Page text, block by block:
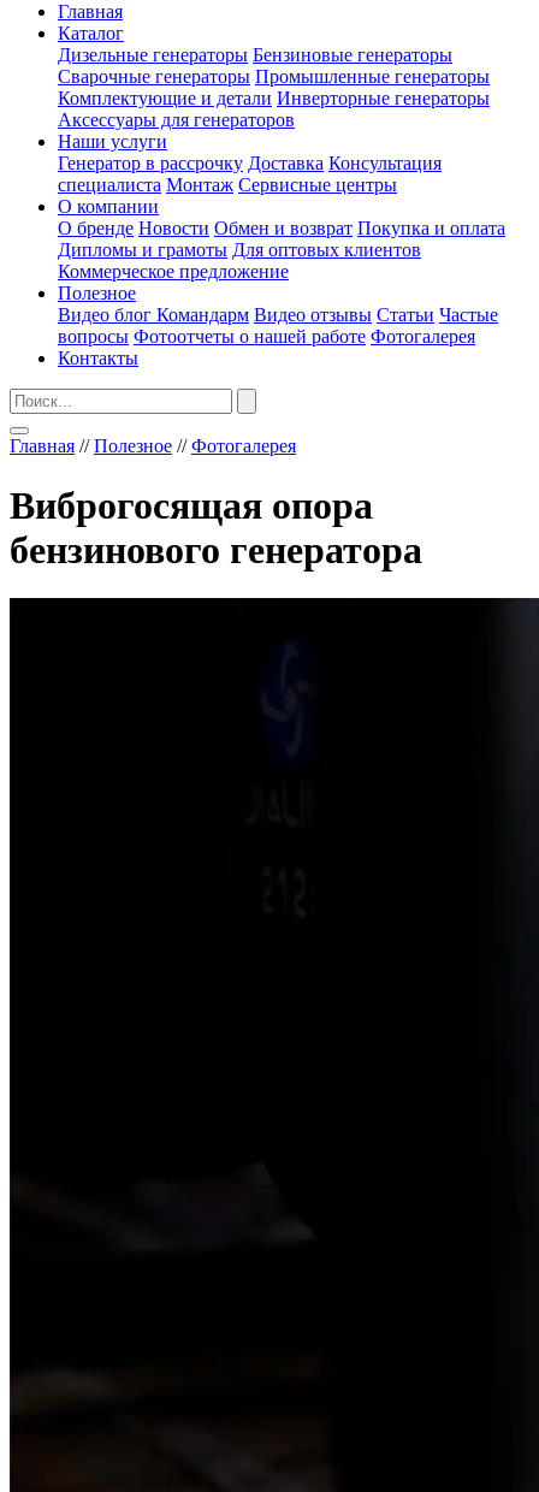
Главная
Каталог
Дизельные генераторы Бензиновые генераторы
Сварочные генераторы Промышленные генераторы
Комплектующие и детали Инверторные генераторы
Аксессуары для генераторов
Наши услуги
Генератор в рассрочку Доставка Консультация
специалиста Монтаж Сервисные центры
О компании
О бренде Новости Обмен и возврат Покупка и оплата
Дипломы и грамоты Для оптовых клиентов
Коммерческое предложение
Полезное
Видео блог Командарм Видео отзывы Статьи Частые
вопросы Фотоотчеты о нашей работе Фотогалерея
Контакты
Главная //Полезное //Фотогалерея
Виброгосящая опора
бензинового генератора